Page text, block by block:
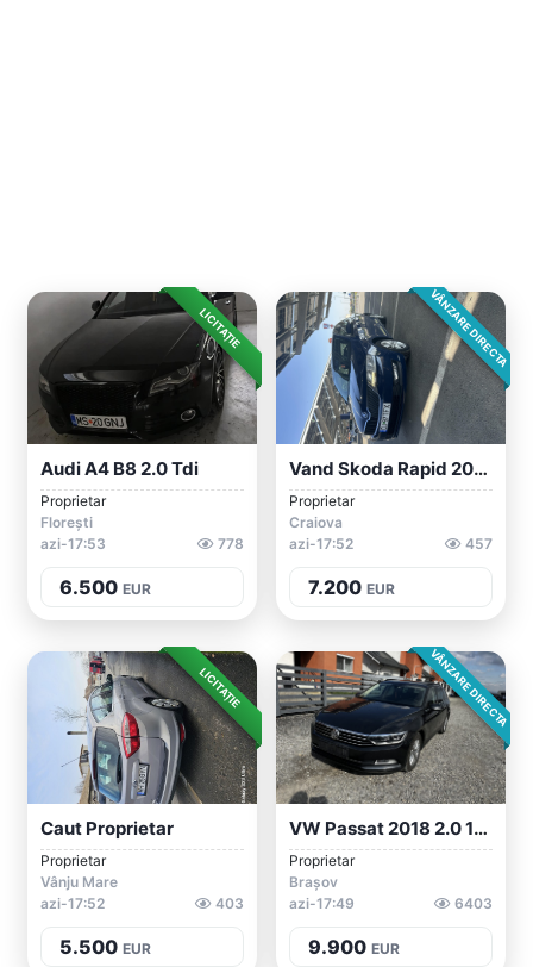
LICITAȚIE
Audi A4 B8 2.0 Tdi
Proprietar
Florești
azi-17:53
778
6.500 EUR
VÂNZARE DIRECTA
Vand Skoda Rapid 2018 1.0 Benzină
Proprietar
Craiova
azi-17:52
457
7.200 EUR
LICITAȚIE
Caut Proprietar
Proprietar
Vânju Mare
azi-17:52
403
5.500 EUR
VÂNZARE DIRECTA
VW Passat 2018 2.0 150 EURO6
Proprietar
Brașov
azi-17:49
6403
9.900 EUR